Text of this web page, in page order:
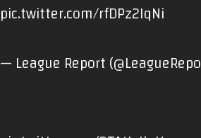
pic.twitter.com/rfDPz2IqNi
— League Report